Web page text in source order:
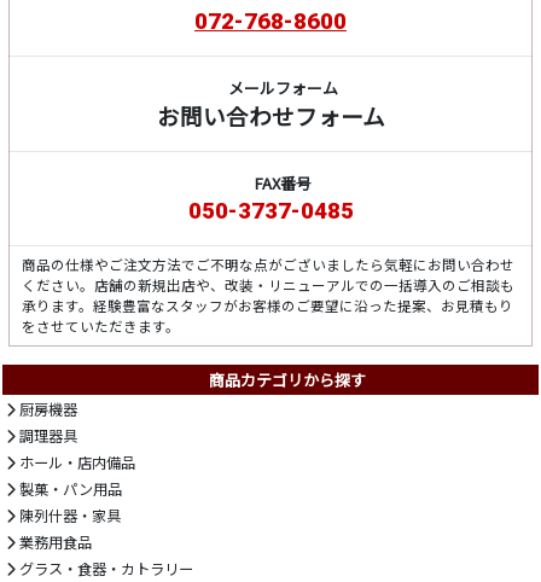
072-768-8600
メールフォーム
お問い合わせフォーム
FAX番号
050-3737-0485
商品の仕様やご注文方法でご不明な点がございましたら気軽にお問い合わせ
ください。店舗の新規出店や、改装・リニューアルでの一括導入のご相談も
承ります。経験豊富なスタッフがお客様のご要望に沿った提案、お見積もり
をさせていただきます。
商品カテゴリから探す
厨房機器
調理器具
ホール・店内備品
製菓・パン用品
陳列什器・家具
業務用食品
グラス・食器・カトラリー